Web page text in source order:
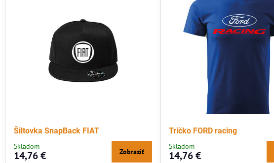
Šiltovka SnapBack FIAT
Skladom
14,76 € Zobraziť
Tričko FORD racing
Skladom
14,76 €